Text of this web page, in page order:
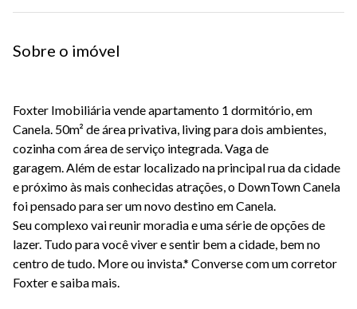
Sobre o imóvel
Foxter Imobiliária vende apartamento 1 dormitório, em
Canela. 50m² de área privativa, living para dois ambientes,
cozinha com área de serviço integrada. Vaga de
garagem.Além de estar localizado na principal ruada cidade
e próximo às mais conhecidas atrações, o DownTown Canela
foi pensadopara ser um novo destino em Canela.
Seucomplexo vai reunir moradia e uma série deopções de
lazer. Tudo para você viver e sentir bem a cidade, bem no
centro de tudo. More ou invista.* Converse com um corretor
Foxter e saiba mais.